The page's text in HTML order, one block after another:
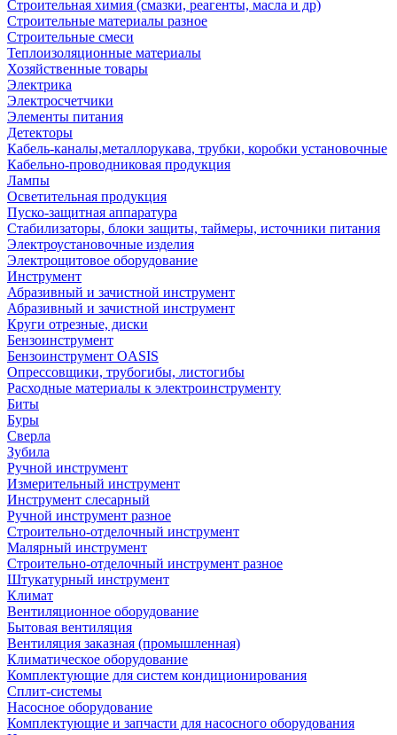
Строительная химия (смазки, реагенты, масла и др)
Строительные материалы разное
Строительные смеси
Теплоизоляционные материалы
Хозяйственные товары
Электрика
Электросчетчики
Элементы питания
Детекторы
Кабель-каналы,металлорукава, трубки, коробки установочные
Кабельно-проводниковая продукция
Лампы
Осветительная продукция
Пуско-защитная аппаратура
Стабилизаторы, блоки защиты, таймеры, источники питания
Электроустановочные изделия
Электрощитовое оборудование
Инструмент
Абразивный и зачистной инструмент
Абразивный и зачистной инструмент
Круги отрезные, диски
Бензоинструмент
Бензоинструмент OASIS
Опрессовщики, трубогибы, листогибы
Расходные материалы к электроинструменту
Биты
Буры
Сверла
Зубила
Ручной инструмент
Измерительный инструмент
Инструмент слесарный
Ручной инструмент разное
Строительно-отделочный инструмент
Малярный инструмент
Строительно-отделочный инструмент разное
Штукатурный инструмент
Климат
Вентиляционное оборудование
Бытовая вентиляция
Вентиляция заказная (промышленная)
Климатическое оборудование
Комплектующие для систем кондиционирования
Сплит-системы
Насосное оборудование
Комплектующие и запчасти для насосного оборудования